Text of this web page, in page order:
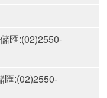
匯:(02)2550-
匯:(02)2550-